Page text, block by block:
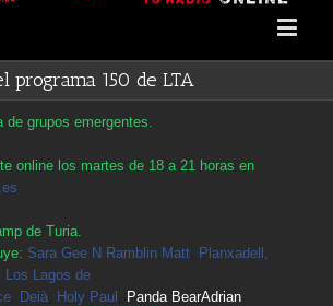
programa 150 de LTA
de grupos emergentes.
online los martes de 18 a 21 horas en
de Turia.
Sara Gee N Ramblin Matt
Planxadell,
Los Lagos de
Deià Holy Paul Panda BearAdrian